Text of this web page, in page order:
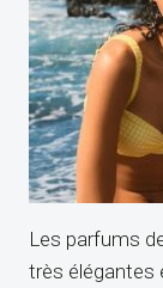
Les parfums
très élégantes